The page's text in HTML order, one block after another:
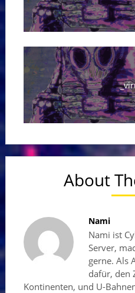
About
Nami
Nami ist
Server,
gerne. Als
dafür, den
Kontinenten, und U-